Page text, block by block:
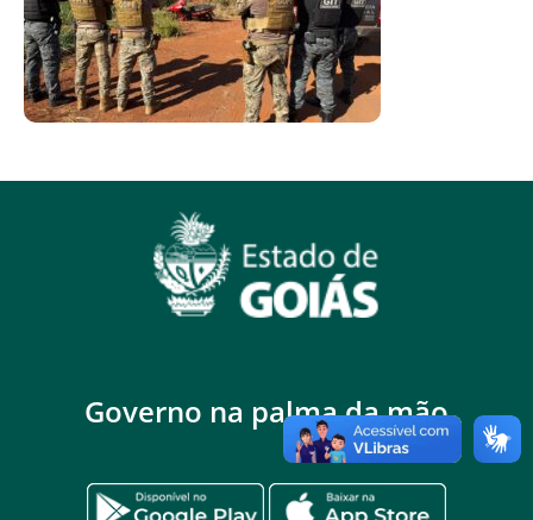
Governo na palma da mão